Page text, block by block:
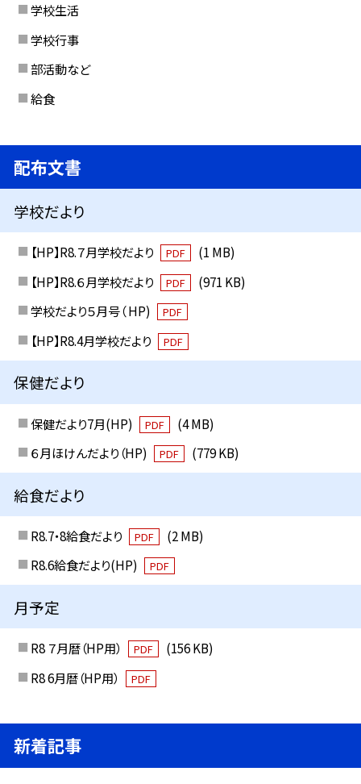
学校生活
学校行事
部活動など
給食
配布文書
学校だより
【HP】R8.７月学校だより PDF
(1 MB)
【HP】R8.６月学校だより
PDF
(971 KB)
学校だより５月号（ HP)
PDF
【HP】R8.4月学校だより PDF
保健だより
保健だより7月(HP) PDF
(4 MB)
６月ほけんだより（HP)
PDF (779 KB)
給食だより
R8.7・8給食だより PDF
(2 MB)
R8.6給食だより(HP)
PDF
月予定
R8 ７月暦（HP用） PDF
(156 KB)
R8 6月暦（HP用）
PDF
新着記事